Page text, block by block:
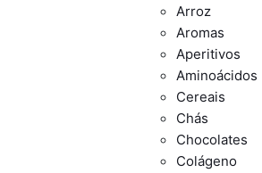
Arroz
Aromas
Aperitivos
Aminoácidos
Cereais
Chás
Chocolates
Colágeno